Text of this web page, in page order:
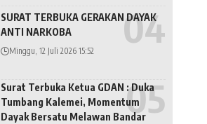
SURAT TERBUKA GERAKAN DAYAK
ANTI NARKOBA
Minggu, 12 Juli 2026 15:52
Surat Terbuka Ketua GDAN : Duka
Tumbang Kalemei, Momentum
Dayak Bersatu Melawan Bandar